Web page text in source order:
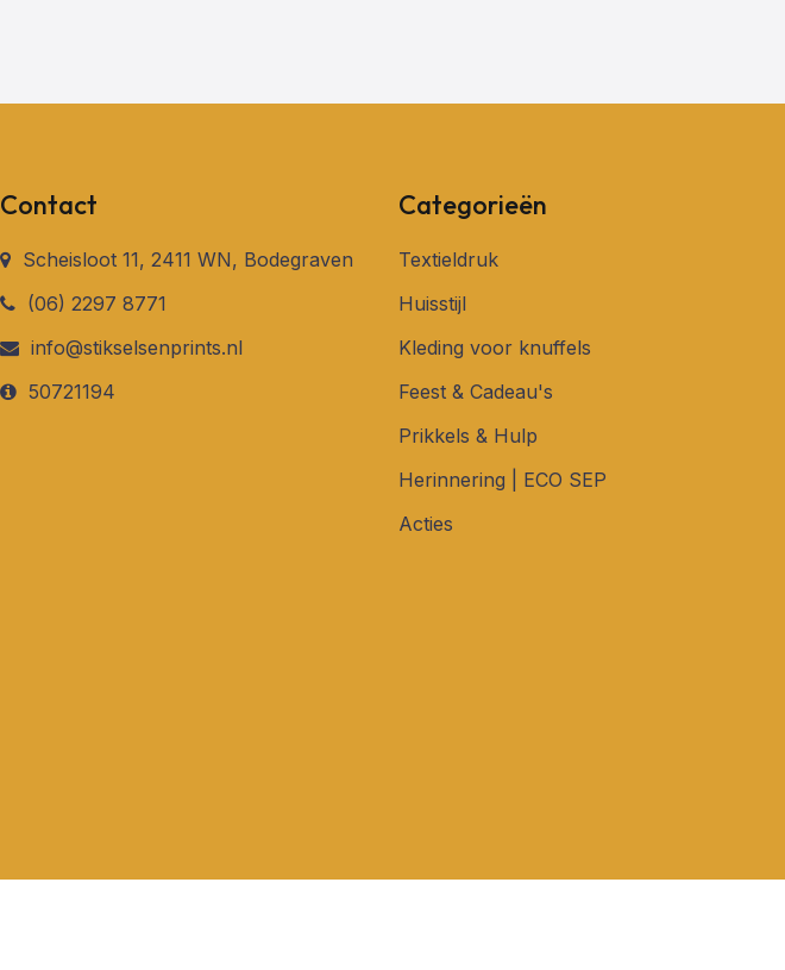
Contact
Scheisloot 11, 2411 WN, Bodegraven
(06) 2297 8771
info@stikselsenprints.nl
50721194
Categorieën
Textieldruk
Huisstijl
Kleding voor knuffels
Feest & Cadeau's
Prikkels & Hulp
Herinnering | ECO SEP
Acties